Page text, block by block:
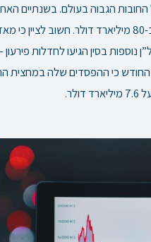
הגבוה בעולם. בשנתיים
חשוב לציין כי
נוספות בסין הגיעו לחדלות פירעון
החודש כי ההפסדים שלה במחצית